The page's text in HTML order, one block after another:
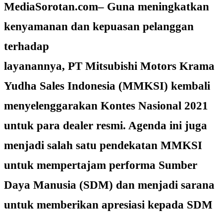
MediaSorotan.com– Guna meningkatkan
kenyamanan dan kepuasan pelanggan
terhadap
layanannya, PT Mitsubishi Motors Krama
Yudha Sales Indonesia (MMKSI) kembali
menyelenggarakan Kontes Nasional 2021
untuk para dealer resmi. Agenda ini juga
menjadi salah satu pendekatan MMKSI
untuk mempertajam performa Sumber
Daya Manusia (SDM) dan menjadi sarana
untuk memberikan apresiasi kepada SDM